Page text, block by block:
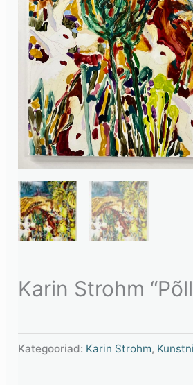
Karin Strohm
Kategooriad: Karin Strohm,